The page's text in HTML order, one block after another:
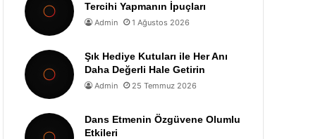
Tercihi Yapmanın İpuçları
Admin 1 Ağustos 2026
Şık Hediye Kutuları ile Her Anı
Daha Değerli Hale Getirin
Admin 25 Temmuz 2026
Dans Etmenin Özgüvene Olumlu
Etkileri